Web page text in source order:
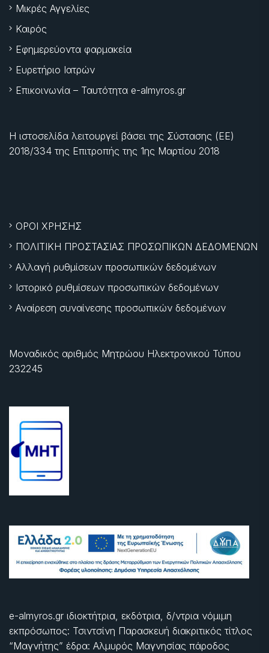
Μικρές Αγγελίες
Καιρός
Εφημερεύοντα φαρμακεία
Ευρετήριο Ιατρών
Επικοινωνία – Ταυτότητα e-almyros.gr
Η ιστοσελίδα λειτουργεί βάσει της Σύστασης (ΕΕ)
2018/334 της Επιτροπής της 1ης Μαρτίου 2018
ΟΡΟΙ ΧΡΗΣΗΣ
ΠΟΛΙΤΙΚΗ ΠΡΟΣΤΑΣΙΑΣ ΠΡΟΣΩΠΙΚΩΝ ΔΕΔΟΜΕΝΩΝ
Αλλαγή ρυθμίσεων προσωπικών δεδομένων
Ιστορικό ρυθμίσεων προσωπικών δεδομένων
Αναίρεση συναίνεσης προσωπικών δεδομένων
Μοναδικός αριθμός Μητρώου Ηλεκτρονικού Τύπου
232245
e-almyros.gr ιδιοκτήτρια, εκδότρια, δ/ντρια νόμιμη
εκπρόσωπος: Τσιντσίνη Παρασκευή διακριτικός τίτλος
“Μαγνήτης” έδρα: Αλμυρός Μαγνησίας πάροδος